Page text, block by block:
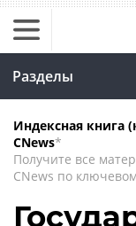
Разделы
Индексная книга
CNews*
Получите все
CNews по